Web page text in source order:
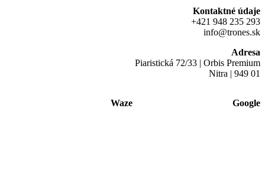
Kontaktné údaje
+421 948 235 293
info@trones.sk
Adresa
Piaristická 72/33 | Orbis Premium
Nitra | 949 01
Waze Google